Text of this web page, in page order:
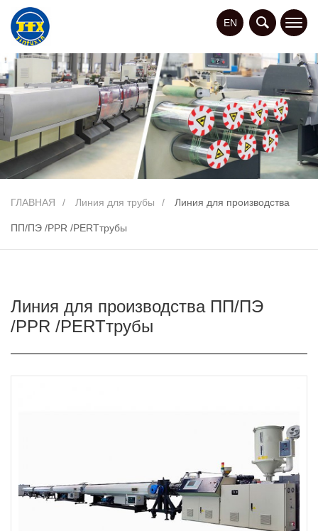
EN
ГЛАВНАЯ Линия для трубы Линия для производства
ПП/ПЭ /PPR /PERTтрубы
Линия для производства ПП/ПЭ
/PPR /PERTтрубы